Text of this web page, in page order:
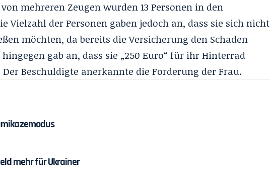
mehreren Zeugen wurden 13 Personen in den
Vielzahl der Personen gaben jedoch an, dass sie sich nicht
möchten, da bereits die Versicherung den Schaden
gab an, dass sie „250 Euro“ für ihr Hinterrad
Beschuldigte anerkannte die Forderung der Frau.
mehr für Ukrainer